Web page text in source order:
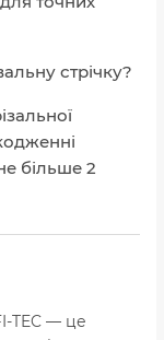
стрічку?
більше 2
TEC — це